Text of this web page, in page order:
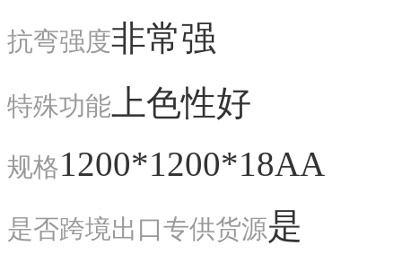
抗弯强度非常强
特殊功能 上色性好
规格1200*1200*18AA
是否跨境出口专供货源是